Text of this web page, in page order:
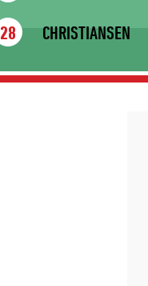
28 CHRISTIANSEN